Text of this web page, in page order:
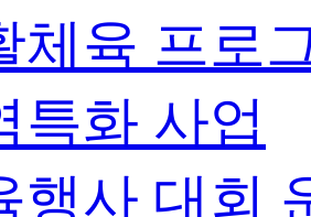
체육 프로
특화 사업
행사 대회